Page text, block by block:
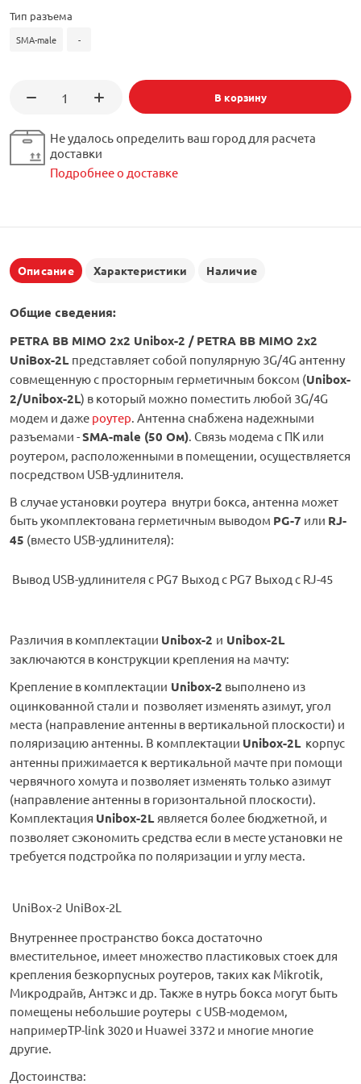
Тип разъема
SMA-male -
В корзину
Не удалось определить ваш город для расчета
доставки
Подробнее о доставке
Описание Характеристики Наличие
Общие сведения:
PETRA BB MIMO 2x2 Unibox-2 / PETRA BB MIMO 2x2
UniBox-2L представляет собой популярную 3G/4G антенну
совмещенную с просторным герметичным боксом (Unibox-
2/Unibox-2L) в который можно поместить любой 3G/4G
модем и даже роутер. Антенна снабжена надежными
разъемами -SMA-male (50 Ом). Связь модема с ПК или
роутером, расположенными в помещении, осуществляется
посредством USB-удлинителя.
В случае установки роутера внутри бокса, антенна может
быть укомплектована герметичным выводом PG-7 или RJ-
45 (вместо USB-удлинителя):
Вывод USB-удлинителя с PG7 Выход с PG7 Выход с RJ-45
Различия в комплектации Unibox-2 и Unibox-2L
заключаются в конструкции крепления на мачту:
Крепление в комплектации Unibox-2 выполнено из
оцинкованной стали и позволяет изменять азимут, угол
места (направление антенны в вертикальной плоскости) и
поляризацию антенны. В комплектации Unibox-2Lкорпус
антенны прижимается к вертикальной мачте при помощи
червячного хомута и позволяет изменять только азимут
(направление антенны в горизонтальной плоскости).
Комплектация Unibox-2L является более бюджетной, и
позволяет сэкономить средства если в месте установки не
требуется подстройка по поляризации и углу места.
UniBox-2 UniBox-2L
Внутреннее пространство бокса достаточно
вместительное, имеет множество пластиковых стоек для
крепления безкорпусных роутеров, таких как Mikrotik,
Микродрайв, Антэкс и др. Также в нутрь бокса могут быть
помещены небольшие роутеры с USB-модемом,
напримерTP-link 3020 и Huawei 3372 и многие многие
другие.
Достоинства: